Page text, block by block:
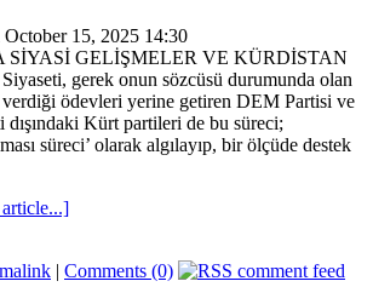
October 15, 2025 14:30
gerek onun sözcüsü durumunda olan
verdiği ödevleri yerine getiren DEM Partisi ve
Kürt partileri de bu süreci;
süreci’ olarak algılayıp, bir ölçüde destek
| Comments (0)